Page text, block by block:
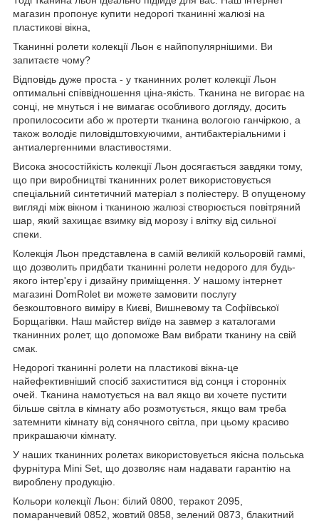
магазин пропонує купити недорогі тканинні жалюзі на
пластикові вікна,
Тканинні ролети колекції Льон є найпопулярнішими. Ви
запитаєте чому?
Відповідь дуже проста - у тканинних ролет колекції Льон
оптимальні співвідношення ціна-якість. Тканина не вигорає на
сонці, не мнуться і не вимагає особливого догляду, досить
пропилососити або ж протерти тканина вологою ганчіркою, а
також володіє пиловідштовхуючими, антибактеріальними і
антиалергенними властивостями.
Висока зносостійкість колекції Льон досягається завдяки тому,
що при виробництві тканинних ролет використовується
спеціальний синтетичний матеріал з поліестеру. В опущеному
вигляді між вікном і тканиною жалюзі створюється повітряний
шар, який захищає взимку від морозу і влітку від сильної
спеки.
Колекція Льон представлена в самій великій кольоровій гаммі,
що дозволить придбати тканинні ролети недорого для будь-
якого інтер'єру і дизайну приміщення. У нашому інтернет
магазині DomRolet ви можете замовити послугу
безкоштовного виміру в Києві, Вишневому та Софіївської
Борщагівки. Наш майстер виїде на завмер з каталогами
тканинних ролет, що допоможе Вам вибрати тканину на свій
смак.
Недорогі тканинні ролети на пластикові вікна-це
найефективніший спосіб захиститися від сонця і сторонніх
очей. Тканина намотується на вал якщо ви хочете пустити
більше світла в кімнату або розмотується, якщо вам треба
затемнити кімнату від сонячного світла, при цьому красиво
прикрашаючи кімнату.
У наших тканинних ролетах використовується якісна польська
фурнітура Mini Set, що дозволяє нам надавати гарантію на
вироблену продукцію.
Кольори колекції Льон: білий 0800, теракот 2095,
помаранчевий 0852, жовтий 0858, зелений 0873, блакитний